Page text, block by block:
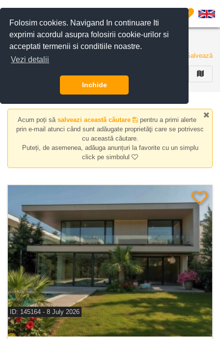
Folosim cookies. Navigand In continuare Iti
exprimi acordul asupra folosirii cookie-urilor si
acceptati termenii si conditiile noastre.
Vezi detalii
Inchide
0
Apartamente, case/vile de vanzare
90 de anunturi Salvează
FILTREAZA
Acum poți să salveazi această căutare
pentru a primi alerte
prin e-mail atunci când sunt adăugate proprietăţi care se potrivesc
cu această căutare.
Puteți, de asemenea, adăuga anunțuri la favorite cu un simplu
click pe simbolul
ID: 145164 - 8 July 2026
De vanzare vila 7 camere